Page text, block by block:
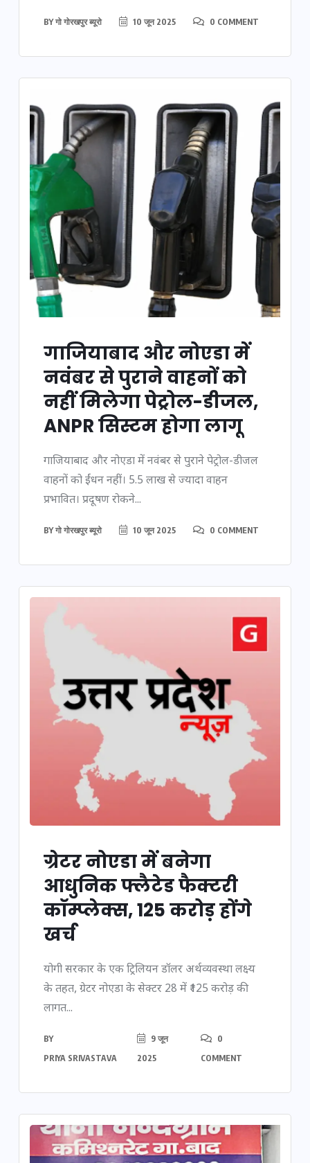
BYगो गोरखपुर ब्यूरो 10 जून 2025 0 COMMENT
गाजियाबाद और नोएडा में
नवंबर से पुराने वाहनों को
नहीं मिलेगा पेट्रोल-डीजल,
ANPR सिस्टम होगा लागू
गाजियाबाद और नोएडा में नवंबर से पुराने पेट्रोल-डीजल
वाहनों को ईंधन नहीं। 5.5 लाख से ज्यादा वाहन
प्रभावित। प्रदूषण रोकने...
BYगो गोरखपुर ब्यूरो 10 जून 2025 0 COMMENT
ग्रेटर नोएडा में बनेगा
आधुनिक फ्लैटेड फैक्टरी
कॉम्प्लेक्स, 125 करोड़ होंगे
खर्च
योगी सरकार के एक ट्रिलियन डॉलर अर्थव्यवस्था लक्ष्य
के तहत, ग्रेटर नोएडा के सेक्टर 28 में ₹125 करोड़ की
लागत...
BY
PRIYA SRIVASTAVA
9 जून
2025
0
COMMENT